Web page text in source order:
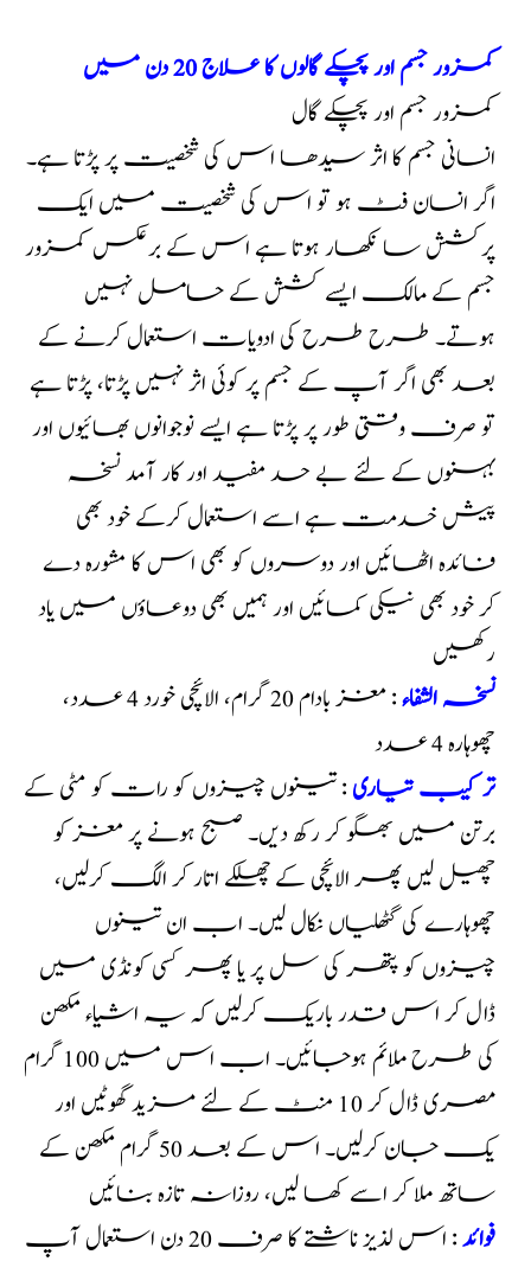
کمزور جسم اور پچکے گالوں کا علاج 20 دن میں
کمزور جسم اور پچکے گال
انسانی جسم کا اثر سیدھا اس کی شخصیت پر پڑتا ہے۔
اگر انسان فٹ ہو تو اس کی شخصیت میں ایک
پرکشش سا نکھار ہوتا ہے اس کے برعکس کمزور
جسم کے مالک ایسے کشش کے حامل نہیں
ہوتے۔ طرح طرح کی ادویات استعمال کرنے کے
بعد بھی اگر آپ کے جسم پر کوئی اثر نہیں پڑتا، پڑتا ہے
تو صرف وقتی طور پر پڑتا ہے ایسے نوجوانوں بھائیوں اور
بہنوں کے لئے بے حد مفید اور کار آمد نسخہ
پیش خدمت ہے اسے استعمال کرکے خود بھی
فائدہ اٹھائیں اور دوسروں کو بھی اس کا مشورہ دے
کر خود بھی نیکی کمائیں اور ہمیں بھی دوعاؤں میں یاد
رکھیں
نسخہ الشفاء
: مغز بادام 20 گرام، الائچی خورد 4 عدد،
چھوہارہ 4 عدد
تر کیب تیاری: تینوں چیزوں کو رات کو مٹی کے
برتن میں بھگو کر رکھ دیں۔ صبح ہونے پر مغز کو
چھیل لیں پھر الائچی کے چھلکے اتار کر الگ کرلیں،
چھوہارے کی گٹھلیاں نکال لیں۔ اب ان تینوں
چیزوں کو پتھر کی سل پر یا پھر کسی کونڈی میں
ڈال کر اس قدر باریک کرلیں کہ یہ اشیاء مکھن
کی طرح ملائم ہوجائیں۔ اب اس میں 100 گرام
مصری ڈال کر 10 منٹ کے لئے مزید گھوٹیں اور
یک جان کرلیں۔ اس کے بعد 50 گرام مکھن کے
ساتھ ملا کر اسے کھا لیں، روزانہ تازہ بنائیں
فوائد
: اس لذیز ناشتے کا صرف 20 دن استعمال آپ